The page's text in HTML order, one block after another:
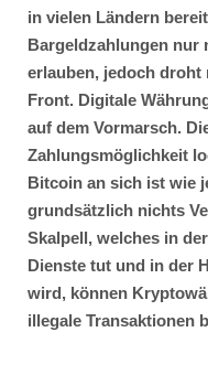
in vielen Ländern
Bargeldzahlungen nur
erlauben, jedoch droht
Front. Digitale
auf dem Vormarsch.
Zahlungsmöglichkeit
Bitcoin an sich ist wie
grundsätzlich nichts
Skalpell, welches in
Dienste tut und in der
wird, können
illegale Transaktionen